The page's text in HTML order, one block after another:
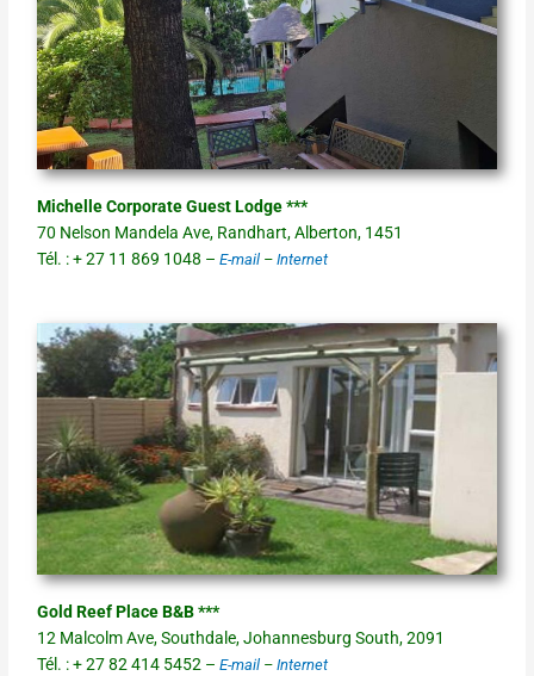
Michelle Corporate Guest Lodge ***
70 Nelson Mandela Ave, Randhart, Alberton, 1451
Tél. : + 27 11 869 1048 –E-mail –Internet
Gold Reef Place B&B ***
12 Malcolm Ave, Southdale, Johannesburg South, 2091
Tél. : + 27 82 414 5452 –E-mail –Internet